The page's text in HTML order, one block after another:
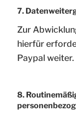
7.
Zur
hierfür
Paypal weiter.
8.